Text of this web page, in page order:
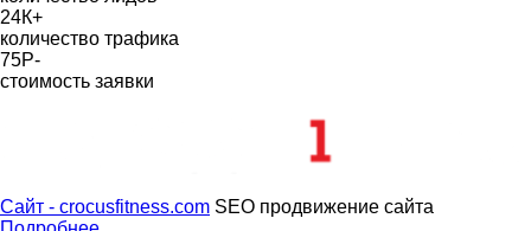
24К+
количество трафика
75Р-
стоимость заявки
Сайт - crocusfitness.com SEO продвижение сайта